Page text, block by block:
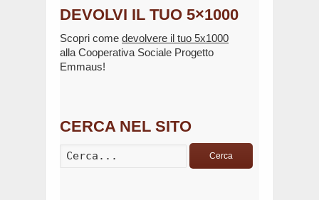
DEVOLVI IL TUO 5×1000
Scopri come devolvere il tuo 5x1000
alla Cooperativa Sociale Progetto
Emmaus!
CERCA NEL SITO
Cerca